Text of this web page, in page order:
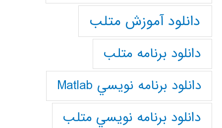
دانلود آموزش متلب
دانلود برنامه متلب
دانلود برنامه نويسي Matlab
دانلود برنامه نويسي متلب